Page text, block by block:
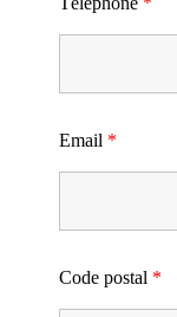
Email *
Code postal *